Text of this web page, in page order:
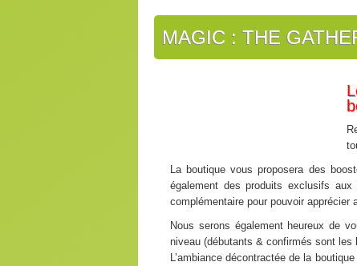
MAGIC : THE
La boutique vous proposera des
également des produits exclusifs
complémentaire pour pouvoir
Nous serons également heureux de
niveau (débutants & confirmés sont les
L’ambiance décontractée de la